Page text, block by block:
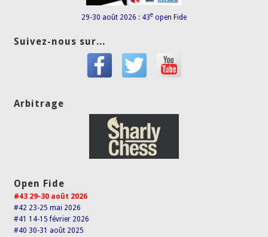
29-30 août 2026 : 43e open Fide
Suivez-nous sur...
Arbitrage
Open Fide
#43 29-30 août 2026
#42 23-25 mai 2026
#41 14-15 février 2026
#40 30-31 août 2025